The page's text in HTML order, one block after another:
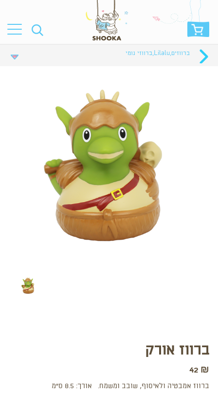
ברווזים,
Lilalu
,ברווזי גומי
ברווז אורק
42 ₪
ברווז אמבטיה ולאיסוף, שובב ומשמח. אורך: 8.5 ס”מ